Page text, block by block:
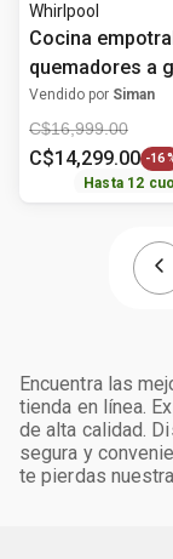
Whirlpool
Cocina
quemadores a
cm (36")
Whirlpool
Vendido por Siman
C$16,999.00
C$14,299.00 -16
Hasta 12
Encuentra las
tienda en línea.
de alta calidad.
segura y
te pierdas